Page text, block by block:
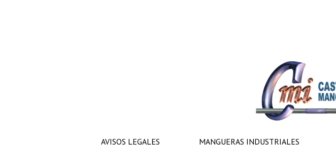
AVISOS LEGALES MANGUERAS INDUSTRIALES